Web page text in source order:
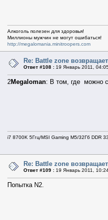
Алкоголь полезен для здоровья!
Миллионы мужчин не могут ошибаться!
http://megalomania.minitroopers.com
Re: Battle zone
Ответ #108 : 19 Январь 2011,
2Megaloman: В том, где можно
i7 8700K 5Ггц/MSI Gaming M5/32Гб DDR
Re: Battle zone
Ответ #109 : 19 Январь 2011,
Попытка N2.